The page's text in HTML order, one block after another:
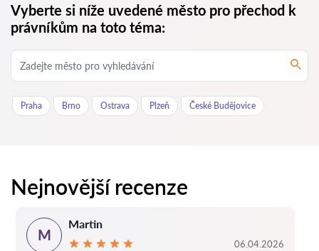
Vyberte si níže uvedené město pro přechod k
právníkům na toto téma:
Praha Brno Ostrava Plzeň České Budějovice
Nejnovější recenze
M
Martin
06.04.2026